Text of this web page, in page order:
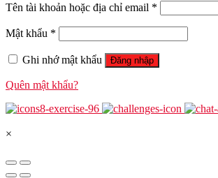
Tên tài khoản hoặc địa chỉ email *
Mật khẩu *
Ghi nhớ mật khẩu Đăng nhập
Quên mật khẩu?
×